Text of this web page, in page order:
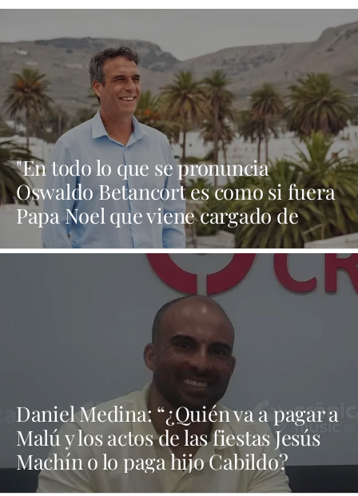
"En todo lo que se pronuncia
Oswaldo Betancort es como si fuera
Papa Noel que viene cargado de
regalos y al final todo es humo"
Daniel Medina: “¿Quién va a pagar a
Malú y los actos de las fiestas Jesús
Machín o lo paga hijo Cabildo?